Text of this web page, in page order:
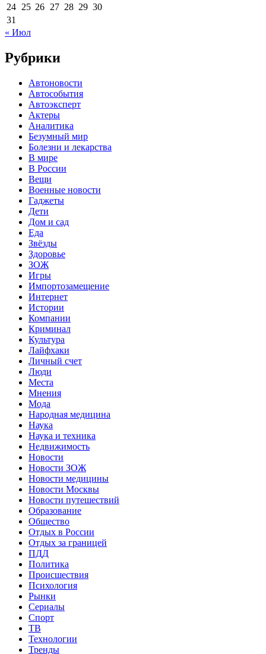
24 25 26 27 28 29 30
31
« Июл
Рубрики
Автоновости
Автособытия
Автоэксперт
Актеры
Аналитика
Безумный мир
Болезни и лекарства
В мире
В России
Вещи
Военные новости
Гаджеты
Дети
Дом и сад
Еда
Звёзды
Здоровье
ЗОЖ
Игры
Импортозамещение
Интернет
Истории
Компании
Криминал
Культура
Лайфхаки
Личный счет
Люди
Места
Мнения
Мода
Народная медицина
Наука
Наука и техника
Недвижимость
Новости
Новости ЗОЖ
Новости медицины
Новости Москвы
Новости путешествий
Образование
Общество
Отдых в России
Отдых за границей
ПДД
Политика
Происшествия
Психология
Рынки
Сериалы
Спорт
ТВ
Технологии
Тренды